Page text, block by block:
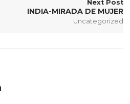
Next Post
INDIA-MIRADA DE MUJER
Uncategorized